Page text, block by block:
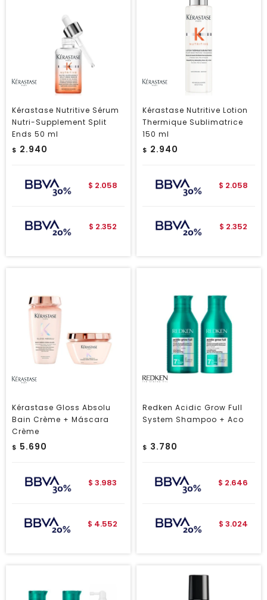
Kérastase Nutritive Sérum
Nutri-Supplement Split
Ends 50 ml
$ 2.940
$ 2.058
$ 2.352
Kérastase Nutritive Lotion
Thermique Sublimatrice
150 ml
$ 2.940
$ 2.058
$ 2.352
Kérastase Gloss Absolu
Bain Crème + Máscara
Crème
$ 5.690
$ 3.983
$ 4.552
Redken Acidic Grow Full
System Shampoo + Aco
$ 3.780
$ 2.646
$ 3.024